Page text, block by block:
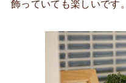
飾っていても楽しいです。